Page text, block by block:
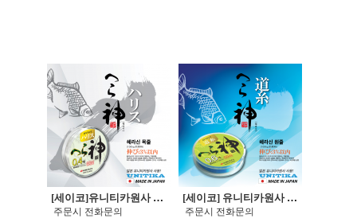
[세이코]유니티카원사 헤라신 HERA SIN 붕어라인 하리스 (목줄)
주문시 전화문의
[세이코] 유니티카원사 헤라신 HERA SIN 붕어라인 미치이토 (원줄)
주문시 전화문의